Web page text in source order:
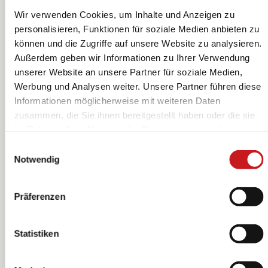
Wir verwenden Cookies, um Inhalte und Anzeigen zu
personalisieren, Funktionen für soziale Medien anbieten zu
können und die Zugriffe auf unsere Website zu analysieren.
Außerdem geben wir Informationen zu Ihrer Verwendung
unserer Website an unsere Partner für soziale Medien,
Werbung und Analysen weiter. Unsere Partner führen diese
Informationen möglicherweise mit weiteren Daten
zusammen, die Sie ihnen bereitgestellt haben oder die sie
mehr darüber, wer wir sind, wie Sie uns kontaktieren
können und wie wir personenbezogene Daten verarbeiten.
Notwendig
Präferenzen
Statistiken
Acryl-Kugel |
rund, Ø 120 mm,
transparent
KNORR prandell
Acryl-Kugel |
rund, Ø 140 mm,
transparent
KNORR prandell